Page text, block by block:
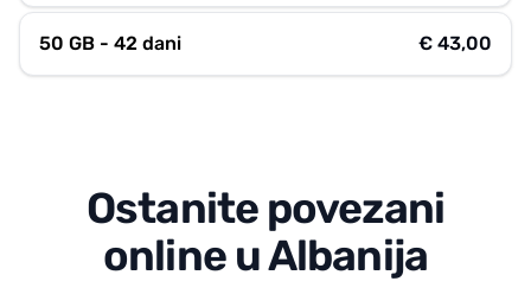
50 GB - 42 dani € 43,00
Ostanite povezani
online u Albanija